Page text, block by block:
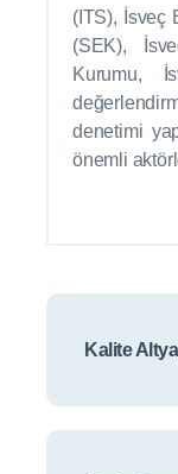
Kalite
(ITS), İsveç
(SEK),
Kurumu,
denetimi
önemli